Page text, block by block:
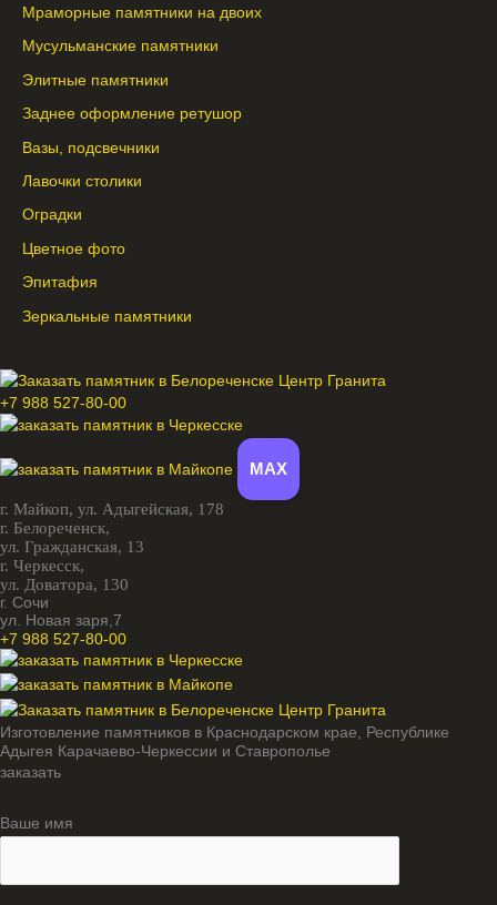
Мраморные памятники на двоих
Мусульманские памятники
Элитные памятники
Заднее оформление ретушор
Вазы, подсвечники
Лавочки столики
Оградки
Цветное фото
Эпитафия
Зеркальные памятники
+7 988 527-80-00
MAX
г. Майкоп, ул. Адыгейская, 178
г. Белореченск,
ул. Гражданская, 13
г. Черкесск,
ул. Доватора, 130
г. Сочи
ул. Новая заря,7
+7 988 527-80-00
Изготовление памятников в Краснодарском крае, Республике
Адыгея Карачаево-Черкессии и Ставрополье
заказать
Ваше имя